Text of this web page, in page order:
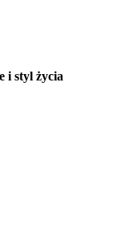
i styl życia